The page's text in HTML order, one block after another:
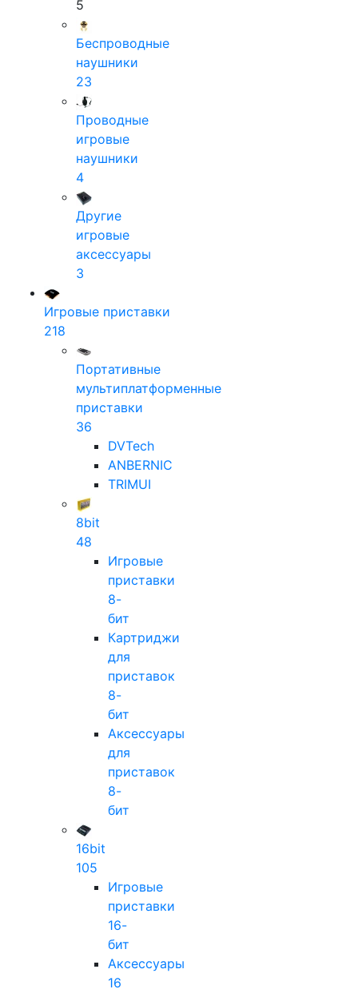
5
Беспроводные
наушники
23
Проводные
игровые
наушники
4
Другие
игровые
аксессуары
3
Игровые приставки
218
Портативные
мультиплатформенные
приставки
36
DVTech
ANBERNIC
TRIMUI
8bit
48
Игровые
приставки
8-
бит
Картриджи
для
приставок
8-
бит
Аксессуары
для
приставок
8-
бит
16bit
105
Игровые
приставки
16-
бит
Аксессуары
16